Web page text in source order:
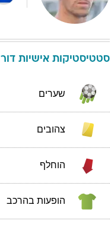
סטטיסטיקות אישיות דור
שערים
צהובים
הוחלף
הופעות בהרכב